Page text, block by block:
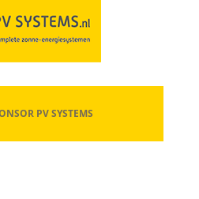
PV SYSTEMS